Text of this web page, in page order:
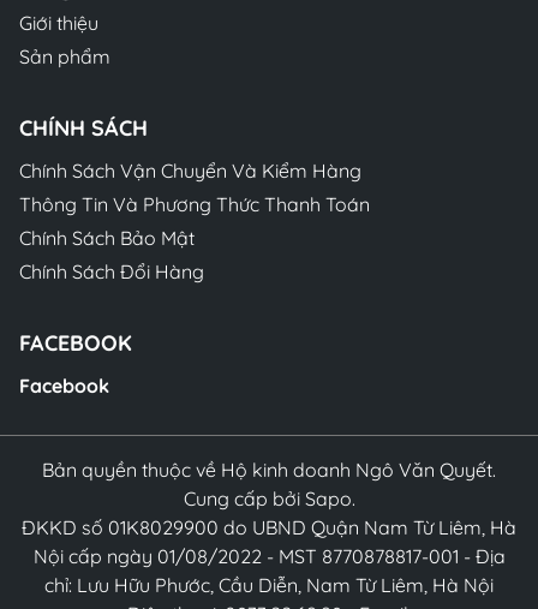
Giới thiệu
Sản phẩm
CHÍNH SÁCH
Chính Sách Vận Chuyển Và Kiểm Hàng
Thông Tin Và Phương Thức Thanh Toán
Chính Sách Bảo Mật
Chính Sách Đổi Hàng
FACEBOOK
Facebook
Bản quyền thuộc về Hộ kinh doanh Ngô Văn Quyết.
Cung cấp bởi Sapo.
ĐKKD số 01K8029900 do UBND Quận Nam Từ Liêm, Hà
Nội cấp ngày 01/08/2022 - MST 8770878817-001 - Địa
chỉ: Lưu Hữu Phước, Cầu Diễn, Nam Từ Liêm, Hà Nội